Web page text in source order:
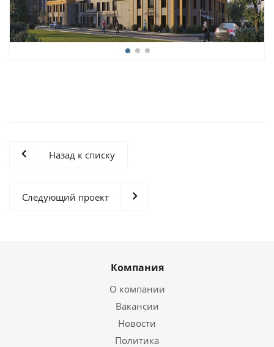
Назад к списку
Следующий проект
Компания
О компании
Вакансии
Новости
Политика